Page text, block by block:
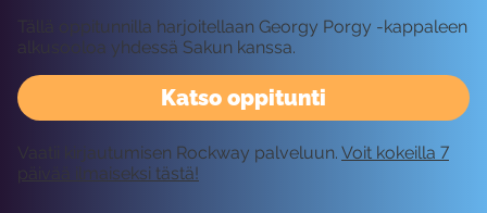
Katso oppitunti
Tällä oppitunnilla harjoitellaan Georgy Porgy -kappaleen
alkusooloa yhdessä Sakun kanssa.
Vaatii kirjautumisen Rockway palveluun. Voit kokeilla 7
päivää ilmaiseksi tästä!